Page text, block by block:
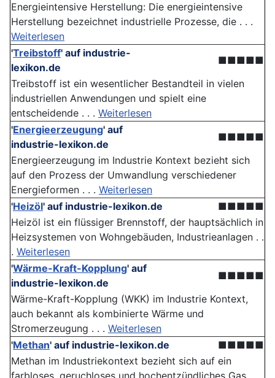
Energieintensive Herstellung: Die energieintensive
Herstellung bezeichnet industrielle Prozesse, die . . .
Weiterlesen
'Treibstoff' auf industrie-
lexikon.de
■■■■■
Treibstoff ist ein wesentlicher Bestandteil in vielen
industriellen Anwendungen und spielt eine
entscheidende . . . Weiterlesen
'Energieerzeugung' auf
industrie-lexikon.de
■■■■■
Energieerzeugung im Industrie Kontext bezieht sich
auf den Prozess der Umwandlung verschiedener
Energieformen . . . Weiterlesen
'Heizöl' auf industrie-lexikon.de
■■■■■
Heizöl ist ein flüssiger Brennstoff, der hauptsächlich in
Heizsystemen von Wohngebäuden, Industrieanlagen . .
. Weiterlesen
'Wärme-Kraft-Kopplung' auf
industrie-lexikon.de
■■■■■
Wärme-Kraft-Kopplung (WKK) im Industrie Kontext,
auch bekannt als kombinierte Wärme und
Stromerzeugung . . . Weiterlesen
'Methan' auf industrie-lexikon.de
■■■■■
Methan im Industriekontext bezieht sich auf ein